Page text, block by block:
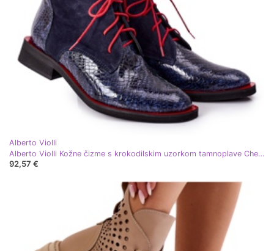
Alberto Violli
Alberto Violli Kožne čizme s krokodilskim uzorkom tamnoplave Cheyenne crvena tamnoplava
92,57 €